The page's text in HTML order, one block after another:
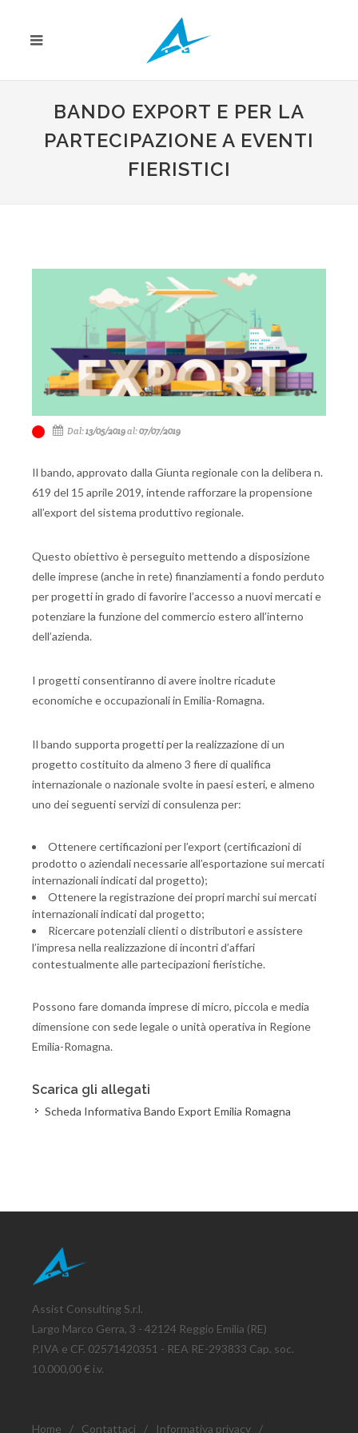
BANDO EXPORT E PER LA
PARTECIPAZIONE A EVENTI
FIERISTICI
Dal:13/05/2019al:07/07/2019
Il bando, approvato dalla Giunta regionale con la delibera n.
619 del 15 aprile 2019, intende rafforzare la propensione
all’export del sistema produttivo regionale.
Questo obiettivo è perseguito mettendo a disposizione
delle imprese (anche in rete) finanziamenti a fondo perduto
per progetti in grado di favorire l’accesso a nuovi mercati e
potenziare la funzione del commercio estero all’interno
dell’azienda.
I progetti consentiranno di avere inoltre ricadute
economiche e occupazionali in Emilia-Romagna.
Il bando supporta progetti per la realizzazione di un
progetto costituito da almeno 3 fiere di qualifica
internazionale o nazionale svolte in paesi esteri, e almeno
uno dei seguenti servizi di consulenza per:
Ottenere certificazioni per l’export (certificazioni di
prodotto o aziendali necessarie all’esportazione sui mercati
internazionali indicati dal progetto);
Ottenere la registrazione dei propri marchi sui mercati
internazionali indicati dal progetto;
Ricercare potenziali clienti o distributori e assistere
l’impresa nella realizzazione di incontri d’affari
contestualmente alle partecipazioni fieristiche.
Possono fare domanda imprese di micro, piccola e media
dimensione con sede legale o unità operativa in Regione
Emilia-Romagna.
Scarica gli allegati
Scheda Informativa Bando Export Emilia Romagna
Assist Consulting S.r.l.
Largo Marco Gerra, 3 - 42124 Reggio Emilia (RE)
P.IVA e CF. 02571420351 - REA RE-293833 Cap. soc.
10.000,00 € i.v.
Home / Contattaci / Informativa privacy /